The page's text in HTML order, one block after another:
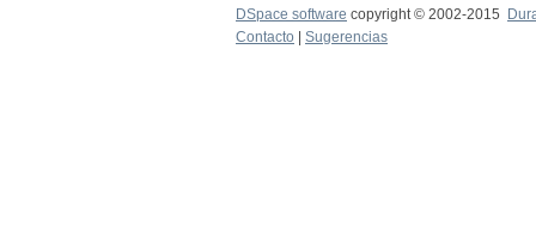
DSpace software copyright © 2002-2015
Contacto
Sugerencias